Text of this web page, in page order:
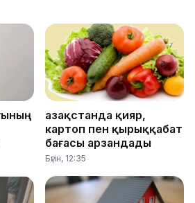
Қазақстанда қияр,
картоп пен қырыққабат
бағасы арзандады
Бүгін, 12:35